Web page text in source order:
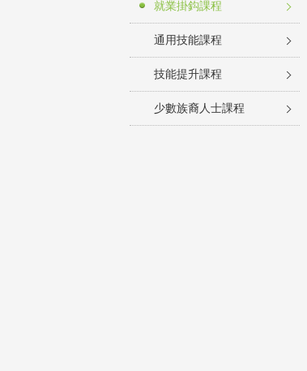
就業掛鈎課程
通用技能課程
技能提升課程
少數族裔人士課程